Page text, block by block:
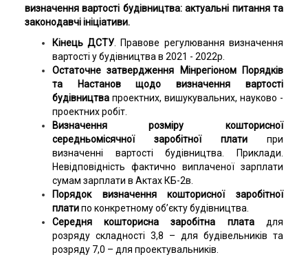
визначення вартості будівництва: актуальні питання та
законодавчі ініціативи.
Кінець ДСТУ . Правове регулювання визначення
вартості у будівництва в 2021 - 2022р.
Остаточне затвердження Мінрегіоном Порядків
та Настанов щодо визначення вартості
будівництвапроектних, вишукувальних, науково -
проектних робіт.
Визначення розміру кошторисної
середньомісячної заробітної платипри
визначенні вартості будівництва. Приклади.
Невідповідність фактично виплаченої зарплати
сумам зарплати в Актах КБ-2в.
Порядок визначення кошторисної заробітної
платипо конкретному об’єкту будівництва.
Середня кошторисна заробітна плата для
розряду складності 3,8 – для будівельників та
розряду 7,0 – для проектувальників.